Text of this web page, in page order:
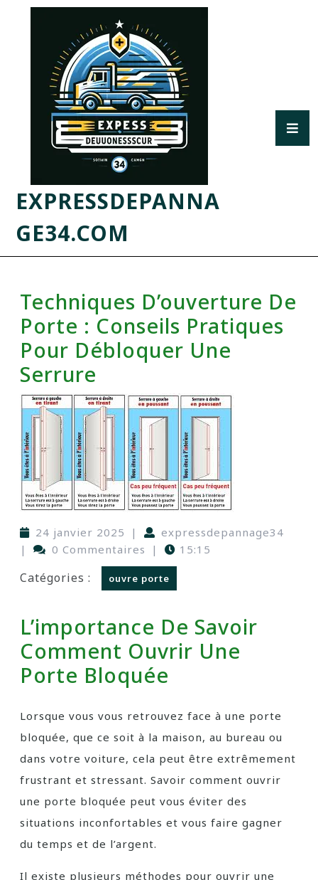
EXPRESSDEPANNA
GE34.COM
Techniques D’ouverture De
Porte : Conseils Pratiques
Pour Débloquer Une
Serrure
24 janvier 2025 |
expressdepannage34
|
0 Commentaires | 15:15
Catégories : ouvre porte
L’importance De Savoir
Comment Ouvrir Une
Porte Bloquée
Lorsque vous vous retrouvez face à une porte
bloquée, que ce soit à la maison, au bureau ou
dans votre voiture, cela peut être extrêmement
frustrant et stressant. Savoir comment ouvrir
une porte bloquée peut vous éviter des
situations inconfortables et vous faire gagner
du temps et de l’argent.
Il existe plusieurs méthodes pour ouvrir une